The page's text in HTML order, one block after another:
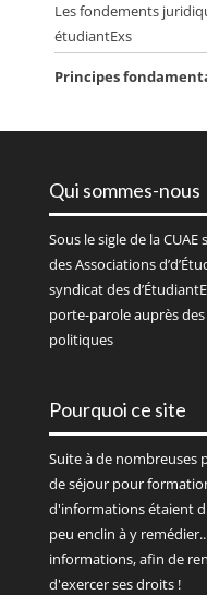
Les fondements
étudiantExs
Principes
Qui sommes-nous
Sous le sigle de laCUAE
des Associations
syndicat des
porte-parole auprès
politiques
Pourquoi ce site
Suite à de nombreuses
de séjour pour
d'informations étaient
peu enclin à y
informations, afin de
d'exercer ses droits !